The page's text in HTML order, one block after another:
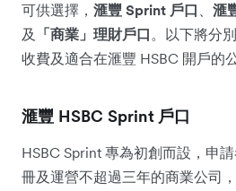
可供選擇， 滙豐 Sprint 戶口 、 滙
及 「商業」理財戶口。以下將分
收費及適合在滙豐 HSBC 開戶的公
滙豐 HSBC Sprint 戶口
HSBC Sprint 專為初創而設，申
冊及運營不超過三年的商業公司